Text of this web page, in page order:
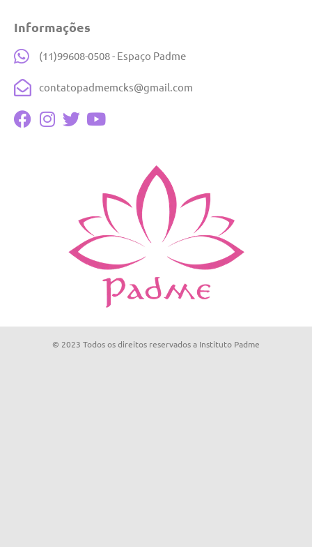
Informações
(11)99608-0508 - Espaço Padme
contatopadmemcks@gmail.com
© 2023 Todos os direitos reservados a Instituto Padme